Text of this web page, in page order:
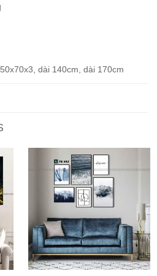
dài 140cm, dài 170cm